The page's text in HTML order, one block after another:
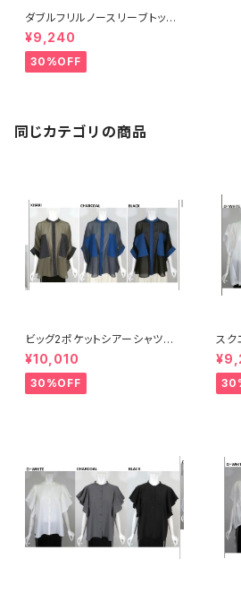
ダブルフリルノースリーブトップ
ス 17769
¥9,240
30%OFF
同じカテゴリの商品
ビッグ2ポケットシアーシャツ 1
7673
¥10,010
30%OFF
ス